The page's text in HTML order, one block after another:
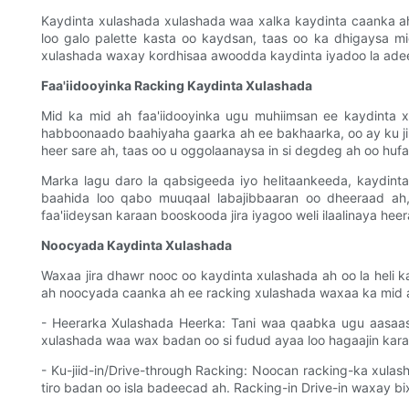
Kaydinta xulashada xulashada waa xalka kaydinta caanka
loo galo palette kasta oo kaydsan, taas oo ka dhigaysa
xulashada waxay kordhisaa awoodda kaydinta iyadoo la
Faa'iidooyinka Racking Kaydinta Xulashada
Mid ka mid ah faa'iidooyinka ugu muhiimsan ee
habboonaado baahiyaha gaarka ah ee bakhaarka, oo ay
heer sare ah, taas oo u oggolaanaysa in si degdeg ah oo
Marka lagu daro la qabsigeeda iyo helitaankeeda,
baahida loo qabo muuqaal labajibbaaran oo dheeraad
faa'iideysan karaan booskooda jira iyagoo weli ilaalinaya
Noocyada Kaydinta Xulashada
Waxaa jira dhawr nooc oo kaydinta xulashada ah oo la heli
ah noocyada caanka ah ee racking xulashada waxaa ka mid
- Heerarka Xulashada Heerka: Tani waa qaabka ugu
xulashada waa wax badan oo si fudud ayaa loo hagaajin
- Ku-jiid-in/Drive-through Racking: Noocan racking-ka
tiro badan oo isla badeecad ah. Racking-in Drive-in waxay